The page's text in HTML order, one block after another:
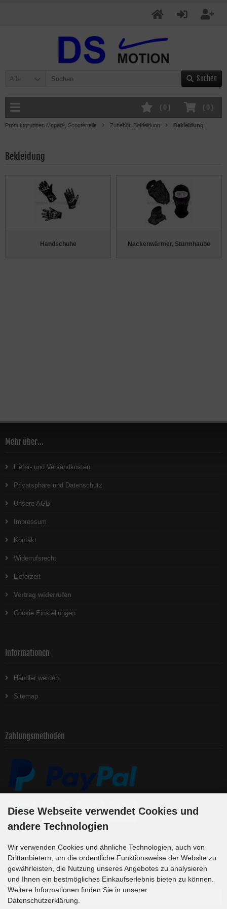
Alle Suchen
( 0 )
( 0 )
Produktgruppen Moped-, Scooterteile Zubehör, Bekleidung Bekleidung
Bekleidung
Handschuhe Nackenwärmer, Sturmhaube
Mehr über...
Liefer- und Versandkosten
Privatsphäre und Datenschutz
Unsere AGB
Impressum
Kontakt
Widerrufsrecht
Lieferzeit
Vertrag widerrufen
Cookie Einstellungen
Informationen
Händler werden
Sitemap
Zahlungsmethoden
Newsletter-Anmeldung
E-Mail-Adresse:
Diese Webseite verwendet Cookies und
andere Technologien
Wir verwenden Cookies und ähnliche Technologien, auch von
Drittanbietern, um die ordentliche Funktionsweise der Website zu
gewährleisten, die Nutzung unseres Angebotes zu analysieren
und Ihnen ein bestmögliches Einkaufserlebnis bieten zu können.
Weitere Informationen finden Sie in unserer
Datenschutzerklärung.